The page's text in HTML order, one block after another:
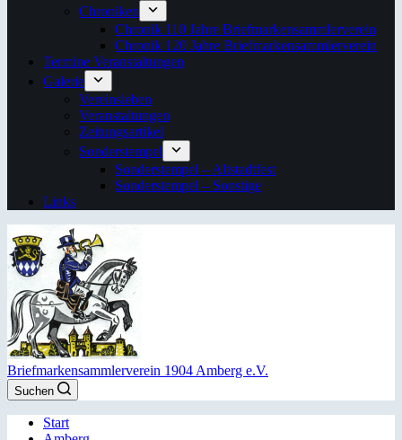
Chroniken
Chronik 110 Jahre Briefmarkensammlerverein
Chronik 120 Jahre Briefmarkensammlerverein
Termine Veranstaltungen
Galerie
Vereinsleben
Veranstaltungen
Zeitungsartikel
Sonderstempel
Sonderstempel – Altstadtfest
Sonderstempel – Sonstige
Links
Briefmarkensammlerverein 1904 Amberg e.V.
Suchen
Start